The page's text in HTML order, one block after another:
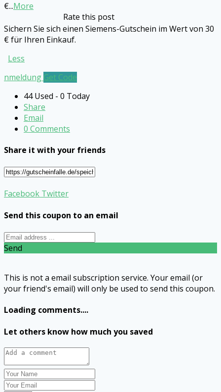
€...More
Rate this post
Sichern Sie sich einen Siemens-Gutschein im Wert von 30
€ für Ihren Einkauf.
Less
nmeldung Get Code
44 Used - 0 Today
Share
Email
0 Comments
Share it with your friends
Facebook Twitter
Send this coupon to an email
Send
This is not a email subscription service. Your email (or
your friend's email) will only be used to send this coupon.
Loading comments....
Let others know how much you saved